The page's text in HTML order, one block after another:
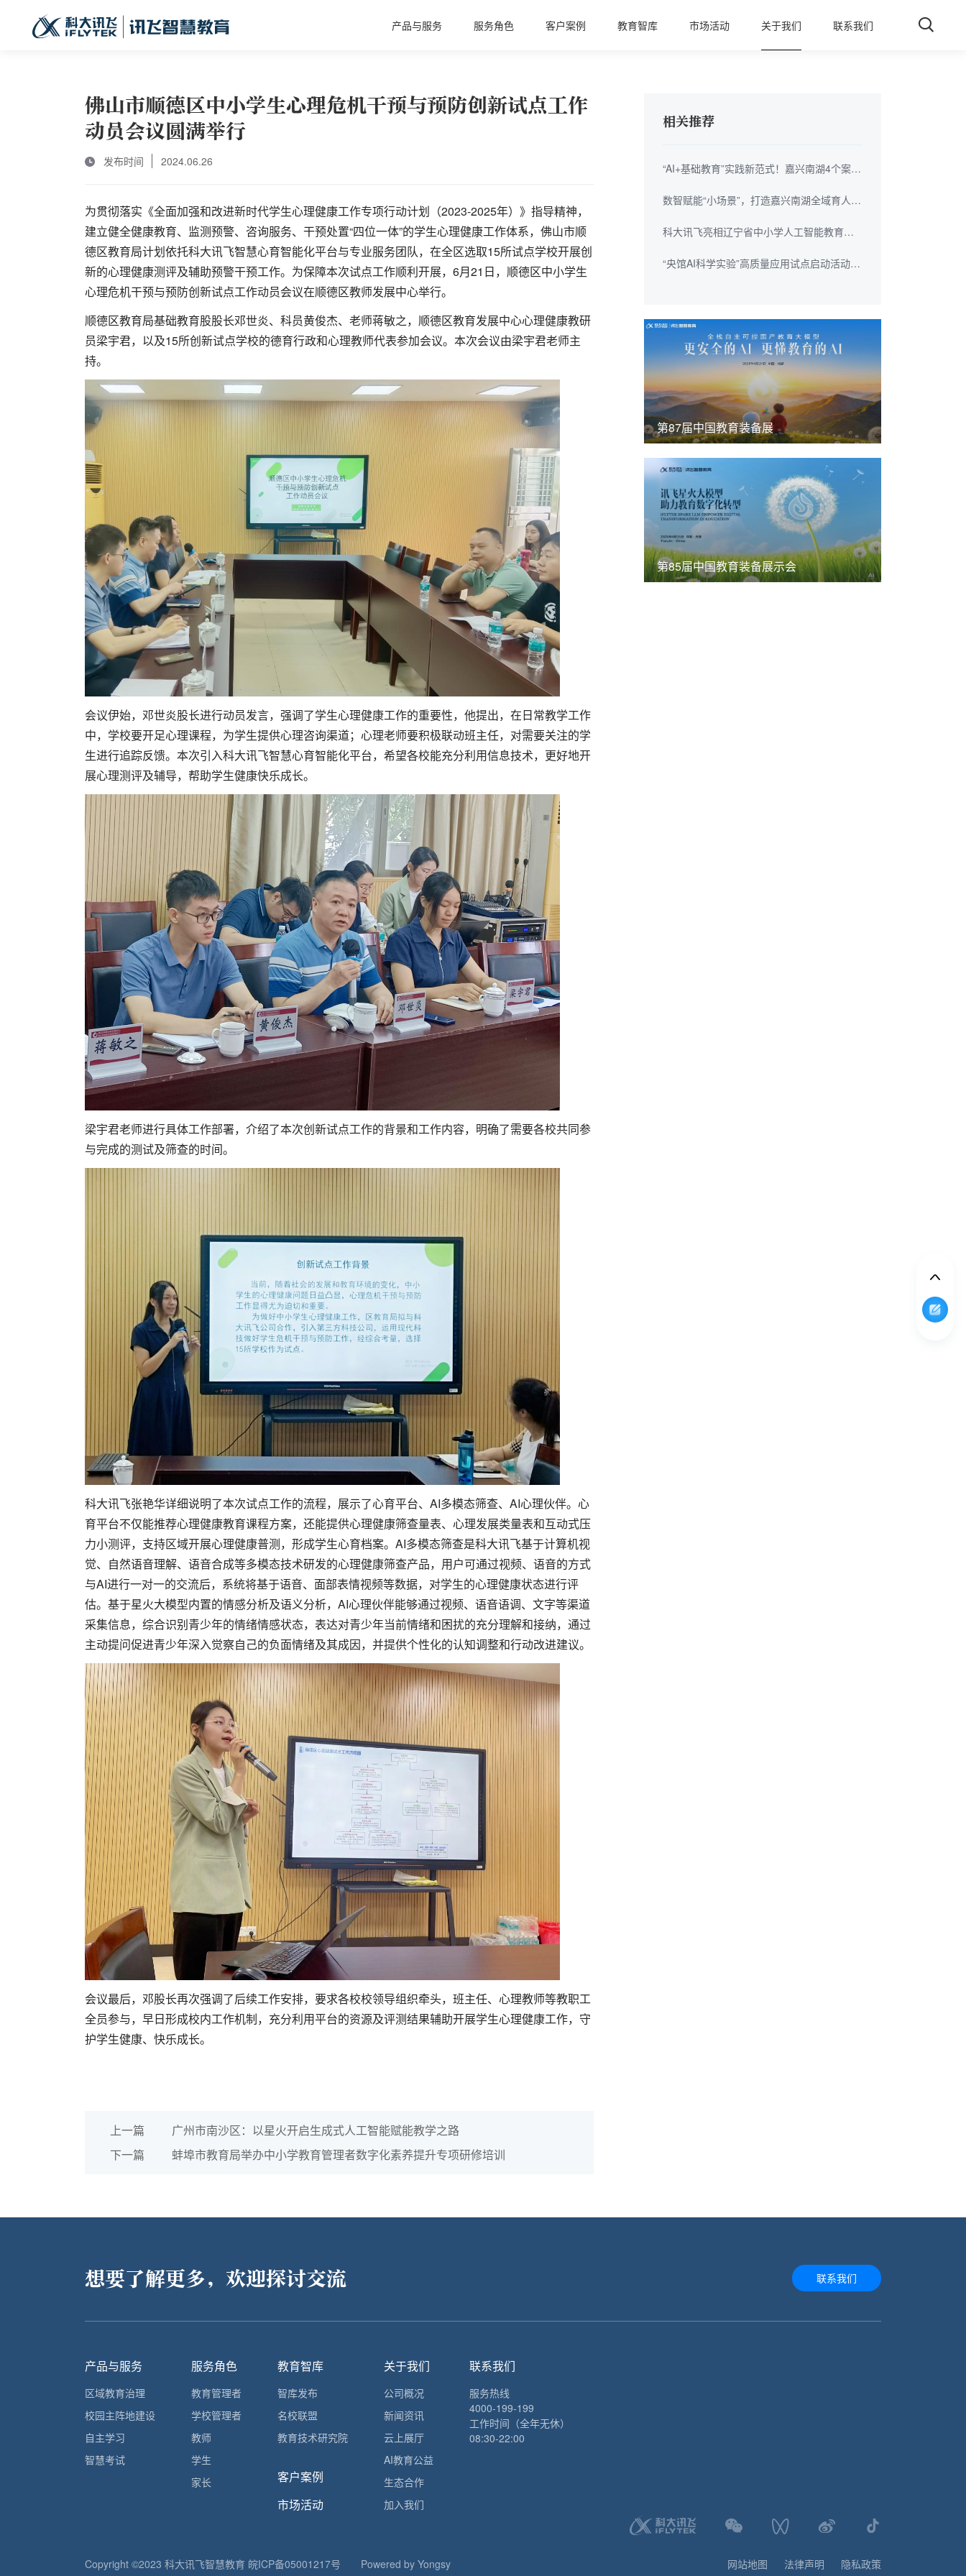
产品与服务 服务角色 客户案例 教育智库 市场活动 关于我们 联系我们
佛山市顺德区中小学生心理危机干预与预防创新试点工作
动员会议圆满举行
发布时间 2024.06.26
为贯彻落实《全面加强和改进新时代学生心理健康工作专项行动计划（2023-2025年）》指导精神，
建立健全健康教育、监测预警、咨询服务、干预处置“四位一体”的学生心理健康工作体系，佛山市顺
德区教育局计划依托科大讯飞智慧心育智能化平台与专业服务团队，在全区选取15所试点学校开展创
新的心理健康测评及辅助预警干预工作。为保障本次试点工作顺利开展，6月21日，顺德区中小学生
心理危机干预与预防创新试点工作动员会议在顺德区教师发展中心举行。
顺德区教育局基础教育股股长邓世炎、科员黄俊杰、老师蒋敏之，顺德区教育发展中心心理健康教研
员梁宇君，以及15所创新试点学校的德育行政和心理教师代表参加会议。本次会议由梁宇君老师主
持。
会议伊始，邓世炎股长进行动员发言，强调了学生心理健康工作的重要性，他提出，在日常教学工作
中，学校要开足心理课程，为学生提供心理咨询渠道；心理老师要积极联动班主任，对需要关注的学
生进行追踪反馈。本次引入科大讯飞智慧心育智能化平台，希望各校能充分利用信息技术，更好地开
展心理测评及辅导，帮助学生健康快乐成长。
梁宇君老师进行具体工作部署，介绍了本次创新试点工作的背景和工作内容，明确了需要各校共同参
与完成的测试及筛查的时间。
科大讯飞张艳华详细说明了本次试点工作的流程，展示了心育平台、AI多模态筛查、AI心理伙伴。心
育平台不仅能推荐心理健康教育课程方案，还能提供心理健康筛查量表、心理发展类量表和互动式压
力小测评，支持区域开展心理健康普测，形成学生心育档案。AI多模态筛查是科大讯飞基于计算机视
觉、自然语音理解、语音合成等多模态技术研发的心理健康筛查产品，用户可通过视频、语音的方式
与AI进行一对一的交流后，系统将基于语音、面部表情视频等数据，对学生的心理健康状态进行评
估。基于星火大模型内置的情感分析及语义分析，AI心理伙伴能够通过视频、语音语调、文字等渠道
采集信息，综合识别青少年的情绪情感状态，表达对青少年当前情绪和困扰的充分理解和接纳，通过
主动提问促进青少年深入觉察自己的负面情绪及其成因，并提供个性化的认知调整和行动改进建议。
会议最后，邓股长再次强调了后续工作安排，要求各校校领导组织牵头，班主任、心理教师等教职工
全员参与，早日形成校内工作机制，充分利用平台的资源及评测结果辅助开展学生心理健康工作，守
护学生健康、快乐成长。
上一篇
广州市南沙区：以星火开启生成式人工智能赋能教学之路
下一篇
蚌埠市教育局举办中小学教育管理者数字化素养提升专项研修培训
相关推荐
“AI+基础教育”实践新范式！嘉兴南湖4个案例
数智赋能“小场景”，打造嘉兴南湖全域育人
科大讯飞亮相辽宁省中小学人工智能教育系
“央馆AI科学实验”高质量应用试点启动活动在
第87届中国教育装备展
第85届中国教育装备展示会
想要了解更多，欢迎探讨交流 联系我们
产品与服务
区域教育治理
校园主阵地建设
自主学习
智慧考试
服务角色
教育管理者
学校管理者
教师
学生
家长
教育智库
智库发布
名校联盟
教育技术研究院
客户案例
市场活动
关于我们
公司概况
新闻资讯
云上展厅
AI教育公益
生态合作
加入我们
联系我们
服务热线
4000-199-199
工作时间（全年无休）
08:30-22:00
Copyright ©2023 科大讯飞智慧教育 皖ICP备05001217号 Powered by Yongsy 网站地图 法律声明 隐私政策